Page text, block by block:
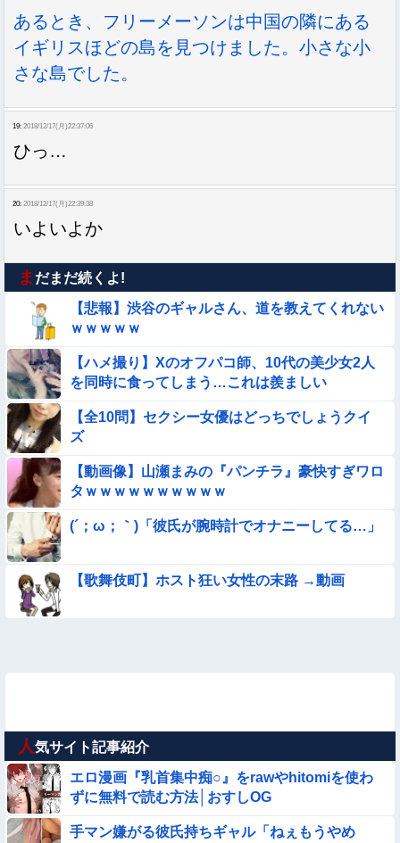
あるとき、フリーメーソンは中国の隣にある
イギリスほどの島を見つけました。小さな小
さな島でした。
19: 2018/12/17(月)22:37:06
ひっ…
20: 2018/12/17(月)22:39:38
いよいよか
ま だまだ続くよ!
【悲報】渋谷のギャルさん、道を教えてくれない
ｗｗｗｗｗ
【ハメ撮り】Xのオフパコ師、10代の美少女2人
を同時に食ってしまう…これは羨ましい
【全10問】セクシー女優はどっちでしょうクイ
ズ
【動画像】山瀬まみの『パンチラ』豪快すぎワロ
タｗｗｗｗｗｗｗｗｗｗ
(´；ω；｀)「彼氏が腕時計でオナニーしてる…」
【歌舞伎町】ホスト狂い女性の末路 →動画
人気サイト記事紹介
エロ漫画『乳首集中痴○』をrawやhitomiを使わ
ずに無料で読む方法│おすしOG
手マン嫌がる彼氏持ちギャル「ねぇもうやめ